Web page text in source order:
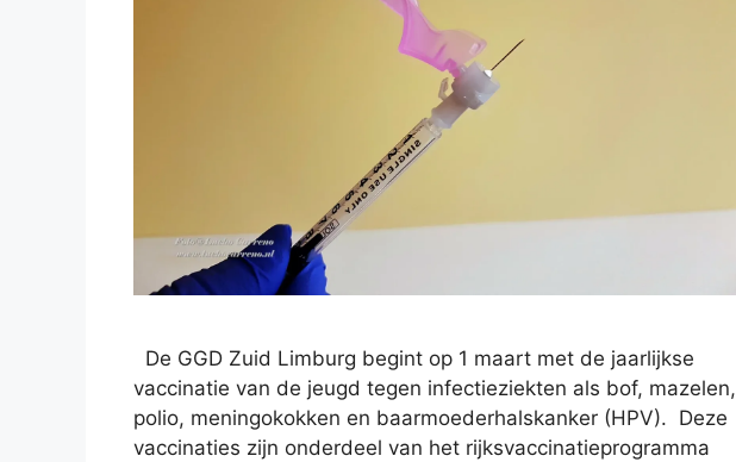
De GGD Zuid Limburg begint op 1 maart met de jaarlijkse
vaccinatie van de jeugd tegen infectieziekten als bof, mazelen,
polio, meningokokken en baarmoederhalskanker (HPV). Deze
vaccinaties zijn onderdeel van het rijksvaccinatieprogramma